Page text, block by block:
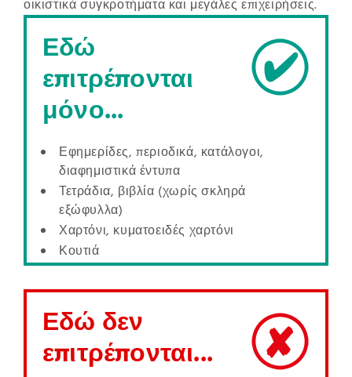
οικιστικά συγκροτήματα και μεγάλες επιχειρήσεις.
Εδώ
επιτρέπονται
μόνο...
Εφημερίδες, περιοδικά, κατάλογοι,
διαφημιστικά έντυπα
Τετράδια, βιβλία (χωρίς σκληρά
εξώφυλλα)
Χαρτόνι, κυματοειδές χαρτόνι
Κουτιά
Εδώ δεν
επιτρέπονται...